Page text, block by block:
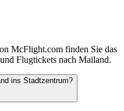
McFlight.com finden Sie das
Flugtickets nach Mailand.
ins Stadtzentrum?